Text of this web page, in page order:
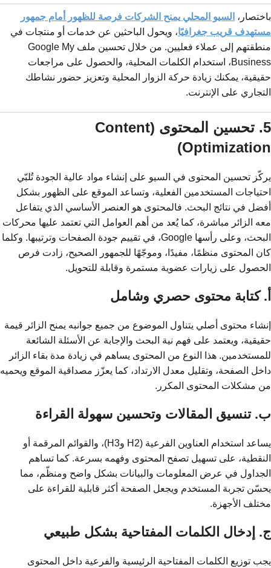
باختصار، السيو المحلي يمنح الشركات فرصة للظهور أمام جمهور
مستهدف قريب جغرافيًا، ويحول الباحثين عن خدمات أو منتجات في
منطقتهم إلى عملاء فعليين. من خلال تحسين ملف Google My
Business، استخدام الكلمات المحلية، والحصول على مراجعات
حقيقية، يمكنك زيادة حركة الزوار المحلية وتعزيز حضور نشاطك
التجاري على الإنترنت.
5. تحسين المحتوى (Content
Optimization)
يركّز تحسين المحتوى في السيو على إنشاء مواد عالية الجودة تُلبّي
احتياجات المستخدمين الفعلية، وتساعد الموقع على الظهور بشكل
أفضل في نتائج البحث. فالمحتوى هو العنصر الأساسي الذي يتفاعل
معه الزائر مباشرة، كما يُعد من أهم العوامل التي تعتمد عليها محركات
البحث، وعلى رأسها Google، في تقييم جودة الصفحات وترتيبها. وكلما
كان المحتوى منظمًا، مفيدًا، وموجّهًا للجمهور الصحيح، زادت فرص
الحصول على زيارات عضوية مستمرة وقابلة للتحويل.
أ. كتابة محتوى حصري وشامل
إنشاء محتوى أصلي يتناول الموضوع من جميع جوانبه يمنح الزائر قيمة
حقيقية، ويعتمد على فهم نية البحث والإجابة عن الأسئلة الشائعة
للمستخدمين. هذا النوع من المحتوى يساهم في زيادة مدة بقاء الزائر
داخل الصفحة، وتقليل معدل الارتداد، كما يعزّز مصداقية الموقع ويحميه
من مشكلات المحتوى المكرر.
ب. تنسيق المقالات وتحسين سهولة القراءة
يساعد استخدام العناوين الفرعية (H2 وH3)، والقوائم المرقمة أو
النقطية، على تسهيل تصفح المحتوى وفهمه بسرعة. كما تساهم
الجداول في عرض المعلومات والبيانات بشكل واضح ومنظّم، مما
يحسّن تجربة المستخدم ويجعل الصفحة أكثر قابلية للقراءة على
مختلف الأجهزة.
ج. إدخال الكلمات المفتاحية بشكل طبيعي
يجب توزيع الكلمات المفتاحية الرئيسية والفرعية داخل المحتوى